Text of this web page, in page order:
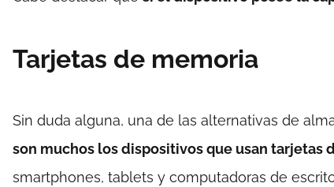
Tarjetas de memoria
Sin duda alguna, una de las alternativas de
son muchos los dispositivos que usan tarjetas
smartphones, tablets y computadoras de